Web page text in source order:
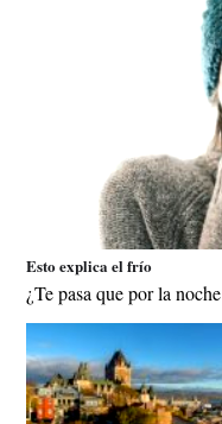
Esto explica el frío
¿Te pasa que por la